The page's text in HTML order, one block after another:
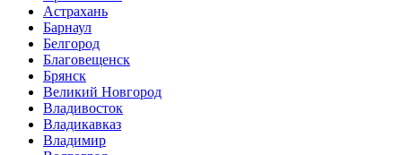
Астрахань
Барнаул
Белгород
Благовещенск
Брянск
Великий Новгород
Владивосток
Владикавказ
Владимир